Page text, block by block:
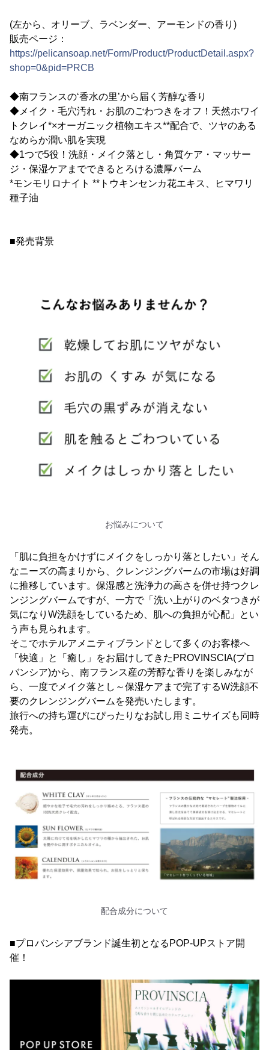
(左から、オリーブ、ラベンダー、アーモンドの香り)
販売ページ：
https://pelicansoap.net/Form/Product/ProductDetail.aspx?
shop=0&pid=PRCB
◆南フランスの‘香水の里’から届く芳醇な香り
◆メイク・毛穴汚れ・お肌のごわつきをオフ！天然ホワイ
トクレイ*×オーガニック植物エキス**配合で、ツヤのある
なめらか潤い肌を実現
◆1つで5役！洗顔・メイク落とし・角質ケア・マッサー
ジ・保湿ケアまでできるとろける濃厚バーム
*モンモリロナイト **トウキンセンカ花エキス、ヒマワリ
種子油
■発売背景
お悩みについて
「肌に負担をかけずにメイクをしっかり落としたい」そん
なニーズの高まりから、クレンジングバームの市場は好調
に推移しています。保湿感と洗浄力の高さを併せ持つクレ
ンジングバームですが、一方で「洗い上がりのベタつきが
気になりW洗顔をしているため、肌への負担が心配」とい
う声も見られます。
そこでホテルアメニティブランドとして多くのお客様へ
「快適」と「癒し」をお届けしてきたPROVINSCIA(プロ
バンシア)から、南フランス産の芳醇な香りを楽しみなが
ら、一度でメイク落とし～保湿ケアまで完了するW洗顔不
要のクレンジングバームを発売いたします。
旅行への持ち運びにぴったりなお試し用ミニサイズも同時
発売。
配合成分について
■プロバンシアブランド誕生初となるPOP-UPストア開
催！